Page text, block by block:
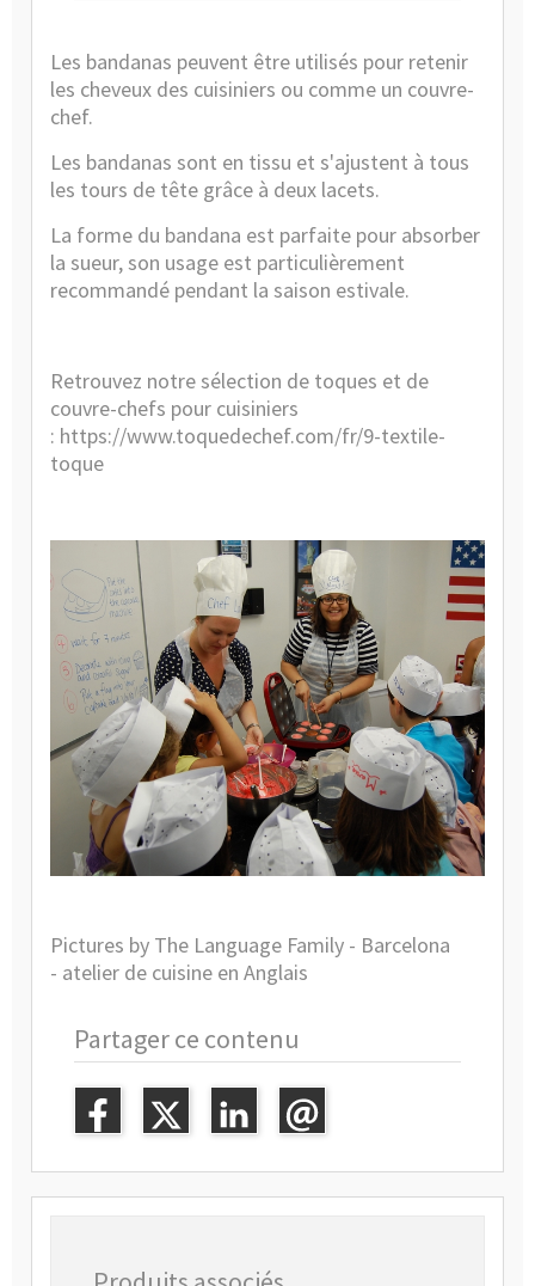
Les bandanas peuvent être utilisés pour retenir
les cheveux des cuisiniers ou comme un couvre-
chef.
Les bandanas sont en tissu et s'ajustent à tous
les tours de tête grâce à deux lacets.
La forme du bandana est parfaite pour absorber
la sueur, son usage est particulièrement
recommandé pendant la saison estivale.
Retrouvez notre sélection de toques et de
couvre-chefs pour cuisiniers
: https://www.toquedechef.com/fr/9-textile-
toque
Pictures by The Language Family - Barcelona
- atelier de cuisine en Anglais
Partager ce contenu